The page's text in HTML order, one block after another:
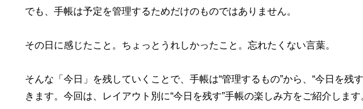
でも、手帳は予定を管理するためだけのものではありません。
その日に感じたこと。ちょっとうれしかったこと。忘れたくない言葉。
そんな「今日」を残していくことで、手帳は“管理するもの”から、“今日を残
きます。今回は、レイアウト別に“今日を残す”手帳の楽しみ方をご紹介します